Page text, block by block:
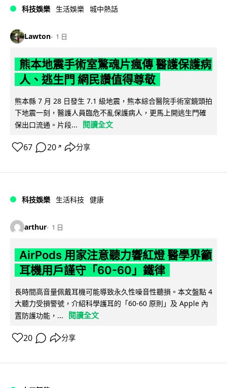
科技娛樂 生活娛樂 城中熱話
Lawton 1 日
熊本地震手術室驚魂片瘋傳 醫護保護病
人、逃生門 網民讚值得尊敬
熊本縣 7 月 28 日發生 7.1 級地震，熊本綜合醫院手術室鏡頭拍
下地震一刻，醫護人員臨危不亂保護病人，更馬上開逃生門確
保出口流通。片段...
閱讀全文
67 20 ↗ 分享
科技娛樂 生活科技 健康
arthur 1 日
AirPods 用家注意聽力響紅燈 醫學界籲
耳機用戶謹守「60-60」鐵律
長時間高音量佩戴耳機可能導致永久性噪音性聽損。本文盤點 4
大聽力受損警號，介紹科學護耳的「60-60 原則」及 Apple 內
置防護功能，...
閱讀全文
20 分享